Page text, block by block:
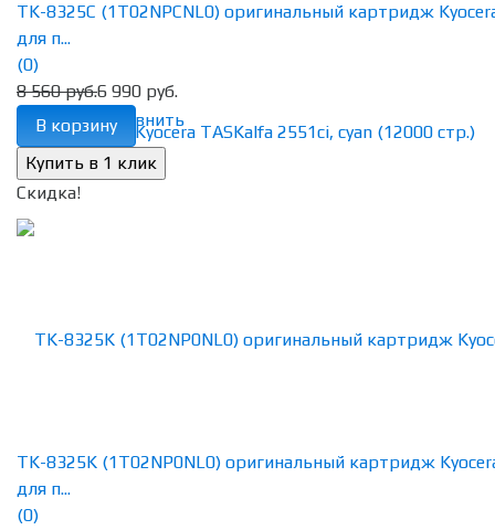
избранное сравнить
TK-8325C (1T02NPCNL0) оригинальный картридж
для п...
(0)
8 560 руб.6 990 руб.
В корзину
Скидка!
TK-8325K (1T02NP0NL0) оригинальный картридж
для п...
(0)